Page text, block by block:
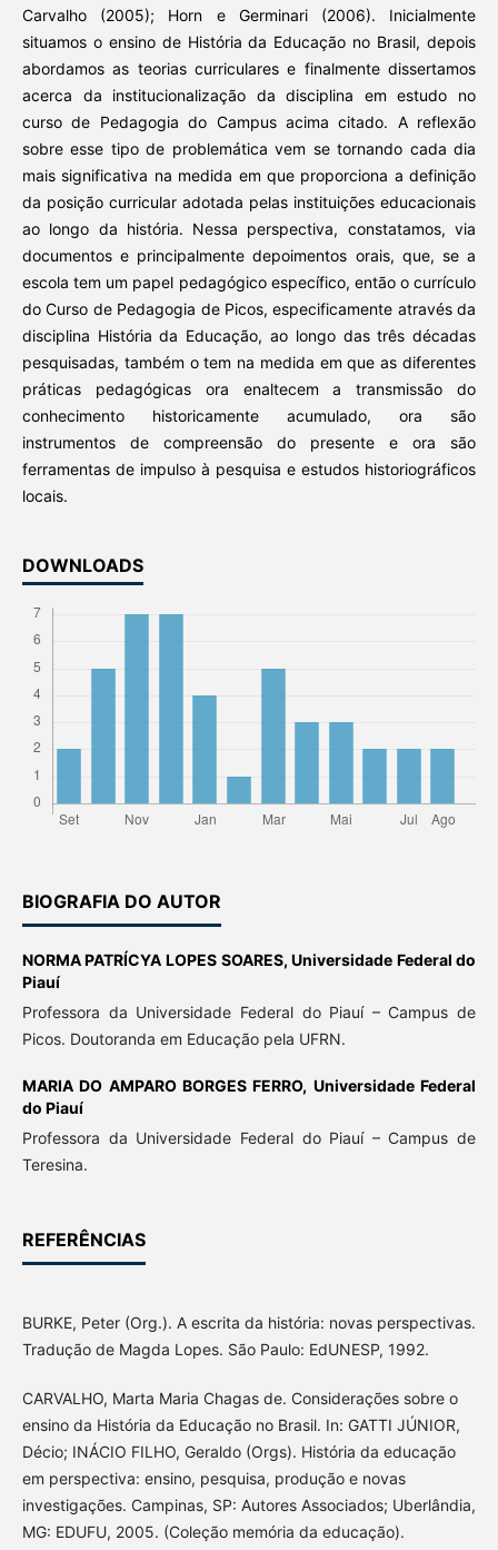
Carvalho (2005); Horn e Germinari (2006). Inicialmente
situamos o ensino de História da Educação no Brasil, depois
abordamos as teorias curriculares e finalmente dissertamos
acerca da institucionalização da disciplina em estudo no
curso de Pedagogia do Campus acima citado. A reflexão
sobre esse tipo de problemática vem se tornando cada dia
mais significativa na medida em que proporciona a definição
da posição curricular adotada pelas instituições educacionais
ao longo da história. Nessa perspectiva, constatamos, via
documentos e principalmente depoimentos orais, que, se a
escola tem um papel pedagógico específico, então o currículo
do Curso de Pedagogia de Picos, especificamente através da
disciplina História da Educação, ao longo das três décadas
pesquisadas, também o tem na medida em que as diferentes
práticas pedagógicas ora enaltecem a transmissão do
conhecimento historicamente acumulado, ora são
instrumentos de compreensão do presente e ora são
ferramentas de impulso à pesquisa e estudos historiográficos
locais.
DOWNLOADS
BIOGRAFIA DO AUTOR
NORMA PATRÍCYA LOPES SOARES,Universidade Federal do
Piauí
Professora da Universidade Federal do Piauí – Campus de
Picos. Doutoranda em Educação pela UFRN.
MARIA DO AMPARO BORGES FERRO, Universidade Federal
do Piauí
Professora da Universidade Federal do Piauí – Campus de
Teresina.
REFERÊNCIAS
BURKE, Peter (Org.). A escrita da história: novas perspectivas.
Tradução de Magda Lopes. São Paulo: EdUNESP, 1992.
CARVALHO, Marta Maria Chagas de. Considerações sobre o
ensino da História da Educação no Brasil. In: GATTI JÚNIOR,
Décio; INÁCIO FILHO, Geraldo (Orgs). História da educação
em perspectiva: ensino, pesquisa, produção e novas
investigações. Campinas, SP: Autores Associados; Uberlândia,
MG: EDUFU, 2005. (Coleção memória da educação).